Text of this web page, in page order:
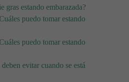
gras estando embarazada?
puedo tomar estando
puedo tomar estando
evitar cuando se está